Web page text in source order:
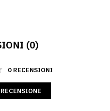
(0)
0 RECENSIONI